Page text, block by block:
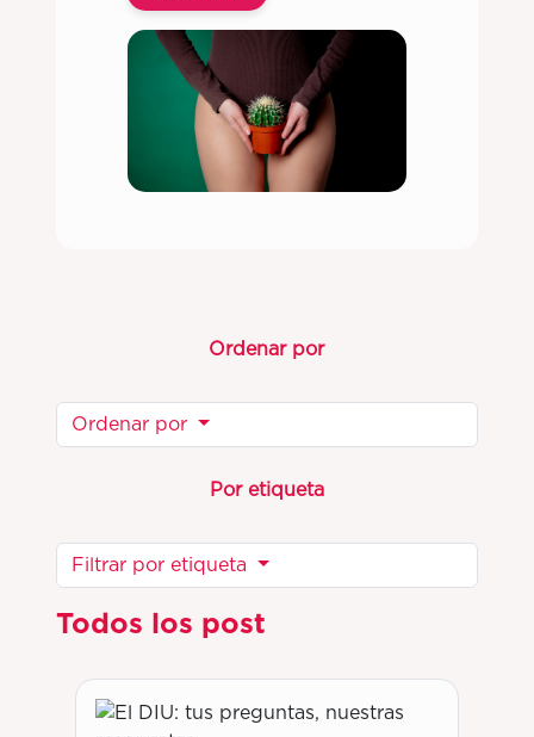
Ordenar por
Ordenar por
Por etiqueta
Filtrar por etiqueta
Todos los post